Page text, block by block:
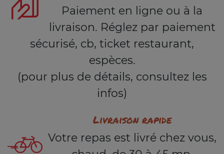
Paiement en ligne ou à la
livraison. Réglez par paiement
sécurisé, cb, ticket restaurant,
espèces.
(pour plus de détails, consultez les
infos)
Livraison rapide
Votre repas est livré chez vous,